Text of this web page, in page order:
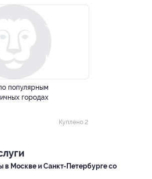
популярным
городах
Куплено 2
в Москве и Санкт-Петербурге со